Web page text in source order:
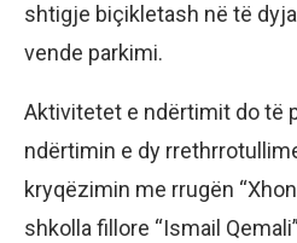
shtigje biçikletash në të
vende parkimi.
Aktivitetet e ndërtimit do të
ndërtimin e dy
kryqëzimin me rrugën
shkolla fillore “Ismail